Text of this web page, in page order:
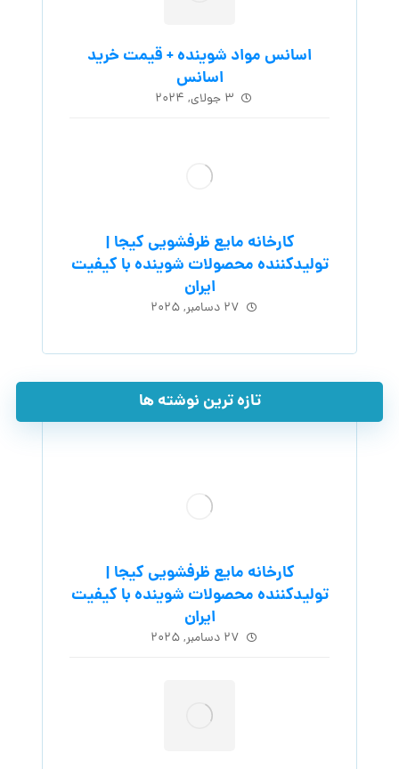
اسانس مواد شوینده + قیمت خرید
اسانس
۳ جولای, ۲۰۲۴
کارخانه مایع ظرفشویی کیجا |
تولیدکننده محصولات شوینده با کیفیت
ایران
۲۷ دسامبر, ۲۰۲۵
تازه ترین نوشته ها
کارخانه مایع ظرفشویی کیجا |
تولیدکننده محصولات شوینده با کیفیت
ایران
۲۷ دسامبر, ۲۰۲۵